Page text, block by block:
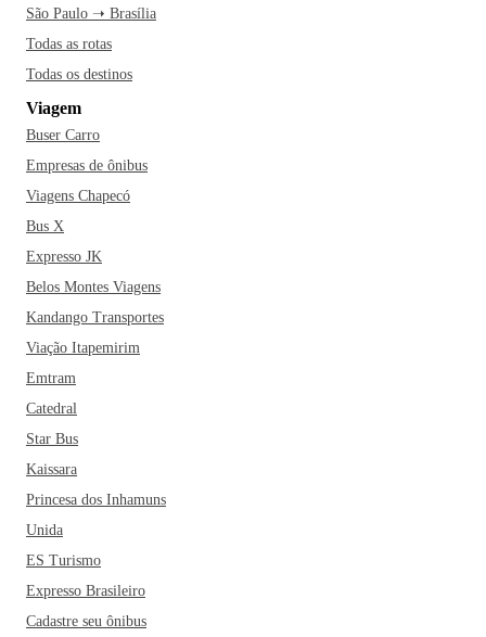
São Paulo ➝ Brasília
Todas as rotas
Todas os destinos
Viagem
Buser Carro
Empresas de ônibus
Viagens Chapecó
Bus X
Expresso JK
Belos Montes Viagens
Kandango Transportes
Viação Itapemirim
Emtram
Catedral
Star Bus
Kaissara
Princesa dos Inhamuns
Unida
ES Turismo
Expresso Brasileiro
Cadastre seu ônibus